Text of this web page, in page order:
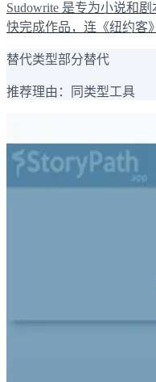
Sudowrite 是专为小说和
快完成作品，连《纽约客
替代类型部分替代
推荐理由： 同类型工具